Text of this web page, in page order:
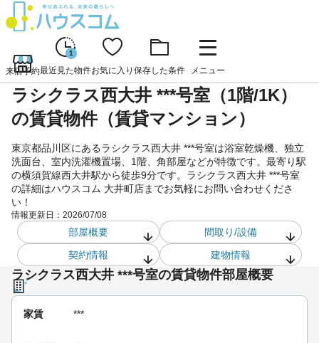
来店予約
1
最近見た物件お気に入り 保存した条件 メニュー
ラシクラス西大井 ***号室（1階/1K）
の賃貸物件（賃貸マンション）
東京都品川区にあるラシクラス西大井 ***号室は浴室乾燥機、独立
洗面台、室内洗濯機置場、1階、角部屋などが特徴です。最寄り駅
の横須賀線西大井駅から徒歩9分です。ラシクラス西大井 ***号室
の詳細はハウスコム 大井町店までお気軽にお問い合わせくださ
い！
情報更新日： 2026/07/08
部屋概要
間取り/設備
契約情報
建物情報
ラシクラス西大井 ***号室の賃貸物件部屋概要
家賃 ***